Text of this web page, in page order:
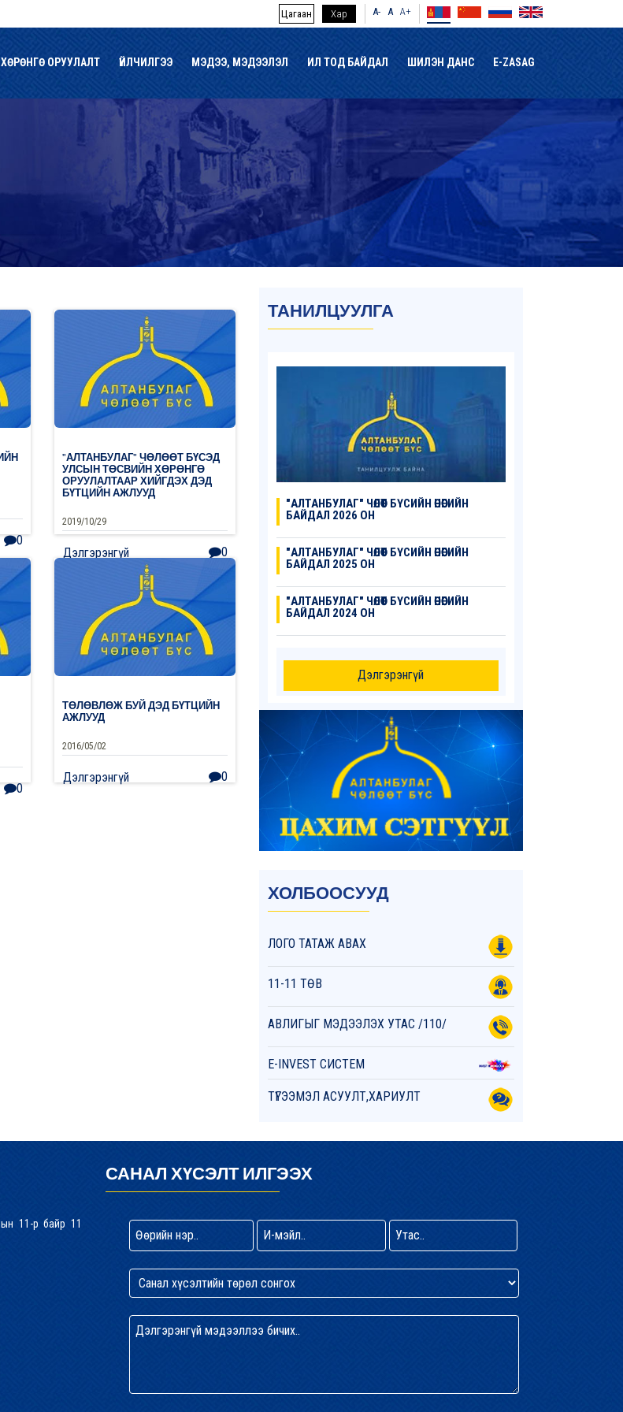
Цагаан Хар A- A A+
ХӨРӨНГӨ ОРУУЛАЛТ ҮЙЛЧИЛГЭЭ МЭДЭЭ, МЭДЭЭЛЭЛ ИЛ ТОД БАЙДАЛ ШИЛЭН ДАНС E-ZASAG
ТАНИЛЦУУЛГА
"АЛТАНБУЛАГ" ЧӨЛӨӨТ БҮСИЙН ӨНӨӨГИЙН
БАЙДАЛ 2026 ОН
"АЛТАНБУЛАГ" ЧӨЛӨӨТ БҮСИЙН ӨНӨӨГИЙН
БАЙДАЛ 2025 ОН
"АЛТАНБУЛАГ" ЧӨЛӨӨТ БҮСИЙН ӨНӨӨГИЙН
БАЙДАЛ 2024 ОН
Дэлгэрэнгүй
ХОЛБООСУУД
ЛОГО ТАТАЖ АВАХ
11-11 ТӨВ
АВЛИГЫГ МЭДЭЭЛЭХ УТАС /110/
E-INVEST СИСТЕМ
ТҮГЭЭМЭЛ АСУУЛТ,ХАРИУЛТ
0
"АЛТАНБУЛАГ" ЧӨЛӨӨТ БҮСЭД
УЛСЫН ТӨСВИЙН ХӨРӨНГӨ
ОРУУЛАЛТААР ХИЙГДЭХ ДЭД
БҮТЦИЙН АЖЛУУД
2019/10/29
Дэлгэрэнгүй 0
0
ТӨЛӨВЛӨЖ БУЙ ДЭД БҮТЦИЙН
АЖЛУУД
2016/05/02
Дэлгэрэнгүй 0
11-р байр 11
САНАЛ ХҮСЭЛТ ИЛГЭЭХ